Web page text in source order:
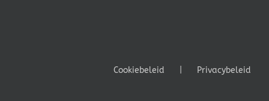
Cookiebeleid Privacybeleid